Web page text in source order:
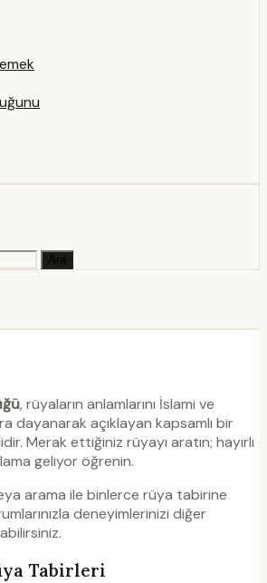
Ara
, rüyaların anlamlarını İslami ve
dayanarak açıklayan kapsamlı bir
Merak ettiğiniz rüyayı aratın; hayırlı
geliyor öğrenin.
arama ile binlerce rüya tabirine
deneyimlerinizi diğer
Tabirleri